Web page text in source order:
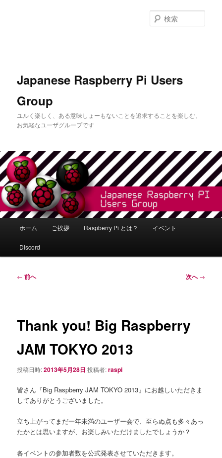
Japanese Raspberry Pi Users
Group
ユルく楽しく、ある意味しょーもないことを追求することを楽しむ、
お気軽なユーザグループです
索
メ
ホーム ご挨拶 Raspberry Pi とは？ イベント
Discord
投
ョ
← 前へ 次へ→
Thank you! Big Raspberry
JAM TOKYO 2013
投稿日時:2013年5月28日 投稿者:raspi
皆さん『Big Raspberry JAM TOKYO 2013』にお越しいただきま
してありがとうございました。
立ち上がってまだ一年未満のユーザー会で、至らぬ点も多々あっ
たかとは思いますが、お楽しみいただけましたでしょうか？
各イベントの参加者数を公式発表させていただきます。